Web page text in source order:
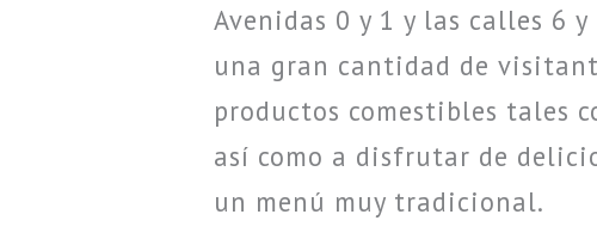
Avenidas 0 y 1 y las calles 6
una gran cantidad de
productos comestibles tales
así como a disfrutar de
un menú muy tradicional.